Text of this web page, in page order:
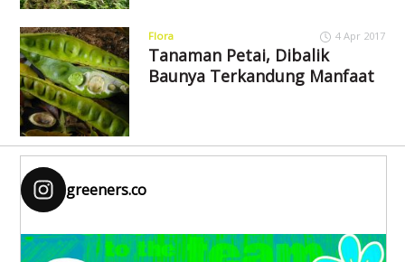
Flora 4 Apr 2017
Tanaman Petai, Dibalik
Baunya Terkandung Manfaat
greeners.co